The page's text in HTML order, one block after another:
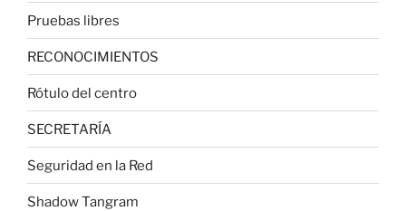
Pruebas libres
RECONOCIMIENTOS
Rótulo del centro
SECRETARÍA
Seguridad en la Red
Shadow Tangram